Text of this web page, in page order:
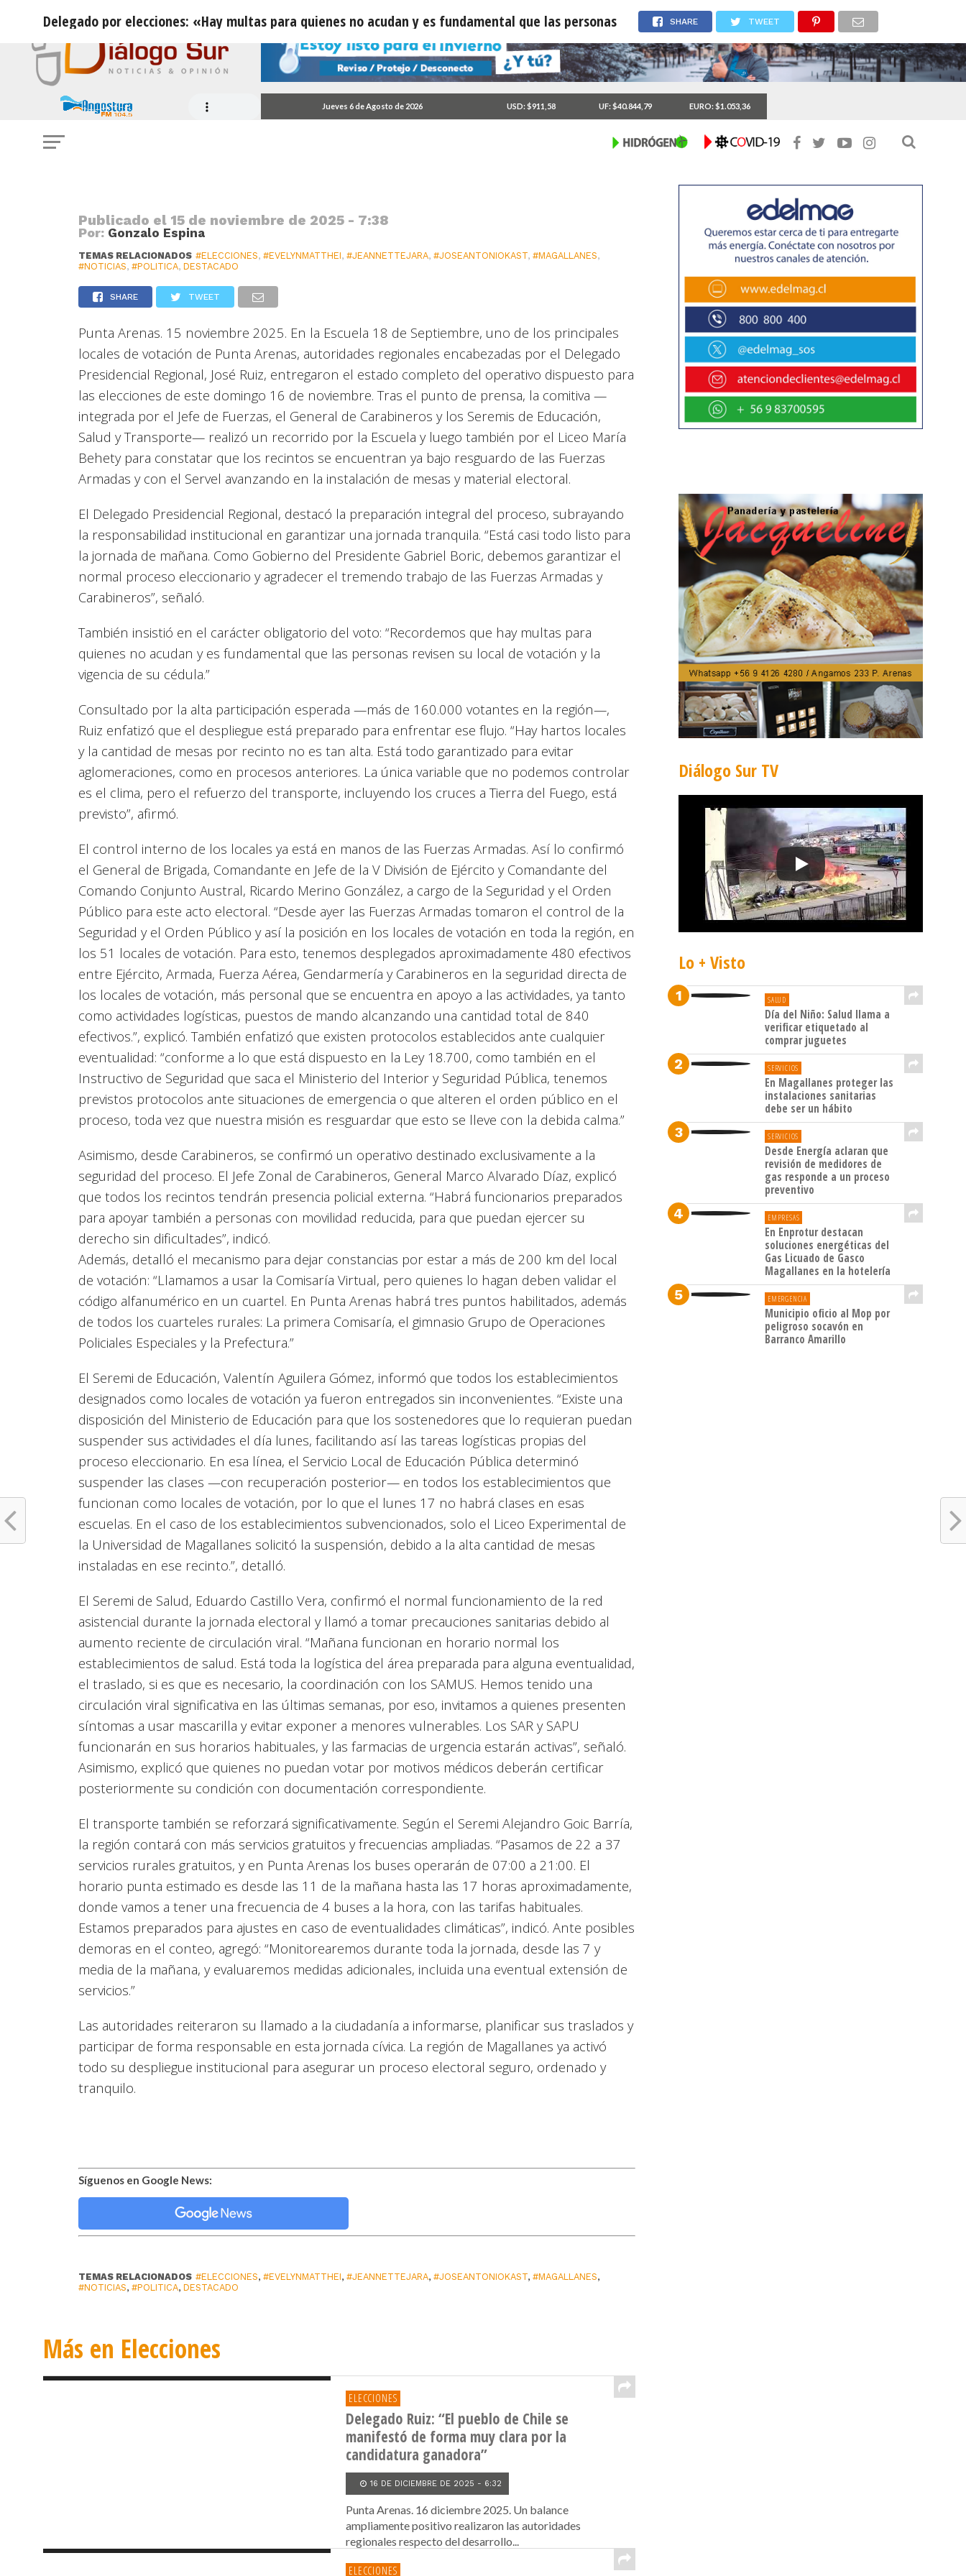
Jueves 6 de Agosto de 2026 USD: $911,58 UF: $40.844,79 EURO: $1.053,36
Delegado por elecciones: «Hay multas para quienes no acudan y es fundamental que las personas revisen su local de votación y la vigencia de su cédula»
SHARE TWEET
ELECCIONES
Delegado por elecciones: «Hay multas para quienes no
acudan y es fundamental que las personas revisen su local
Publicado el 15 de noviembre de 2025 - 7:38
Por: Gonzalo Espina
TEMAS RELACIONADOS #ELECCIONES,#EVELYNMATTHEI,#JEANNETTEJARA,#JOSEANTONIOKAST,#MAGALLANES,
#NOTICIAS,#POLITICA,DESTACADO
SHARE TWEET
Punta Arenas. 15 noviembre 2025. En la Escuela 18 de Septiembre, uno de los principales
locales de votación de Punta Arenas, autoridades regionales encabezadas por el Delegado
Presidencial Regional, José Ruiz, entregaron el estado completo del operativo dispuesto para
las elecciones de este domingo 16 de noviembre. Tras el punto de prensa, la comitiva —
integrada por el Jefe de Fuerzas, el General de Carabineros y los Seremis de Educación,
Salud y Transporte— realizó un recorrido por la Escuela y luego también por el Liceo María
Behety para constatar que los recintos se encuentran ya bajo resguardo de las Fuerzas
Armadas y con el Servel avanzando en la instalación de mesas y material electoral.
El Delegado Presidencial Regional, destacó la preparación integral del proceso, subrayando
la responsabilidad institucional en garantizar una jornada tranquila. “Está casi todo listo para
la jornada de mañana. Como Gobierno del Presidente Gabriel Boric, debemos garantizar el
normal proceso eleccionario y agradecer el tremendo trabajo de las Fuerzas Armadas y
Carabineros”, señaló.
También insistió en el carácter obligatorio del voto: “Recordemos que hay multas para
quienes no acudan y es fundamental que las personas revisen su local de votación y la
vigencia de su cédula.”
Consultado por la alta participación esperada —más de 160.000 votantes en la región—,
Ruiz enfatizó que el despliegue está preparado para enfrentar ese flujo. “Hay hartos locales
y la cantidad de mesas por recinto no es tan alta. Está todo garantizado para evitar
aglomeraciones, como en procesos anteriores. La única variable que no podemos controlar
es el clima, pero el refuerzo del transporte, incluyendo los cruces a Tierra del Fuego, está
previsto”, afirmó.
El control interno de los locales ya está en manos de las Fuerzas Armadas. Así lo confirmó
el General de Brigada, Comandante en Jefe de la V División de Ejército y Comandante del
Comando Conjunto Austral, Ricardo Merino González, a cargo de la Seguridad y el Orden
Público para este acto electoral. “Desde ayer las Fuerzas Armadas tomaron el control de la
Seguridad y el Orden Público y así la posición en los locales de votación en toda la región, en
los 51 locales de votación. Para esto, tenemos desplegados aproximadamente 480 efectivos
entre Ejército, Armada, Fuerza Aérea, Gendarmería y Carabineros en la seguridad directa de
los locales de votación, más personal que se encuentra en apoyo a las actividades, ya tanto
como actividades logísticas, puestos de mando alcanzando una cantidad total de 840
efectivos.”, explicó. También enfatizó que existen protocolos establecidos ante cualquier
eventualidad: “conforme a lo que está dispuesto en la Ley 18.700, como también en el
Instructivo de Seguridad que saca el Ministerio del Interior y Seguridad Pública, tenemos
previstos protocolos ante situaciones de emergencia o que alteren el orden público en el
proceso, toda vez que nuestra misión es resguardar que esto se lleve con la debida calma.”
Asimismo, desde Carabineros, se confirmó un operativo destinado exclusivamente a la
seguridad del proceso. El Jefe Zonal de Carabineros, General Marco Alvarado Díaz, explicó
que todos los recintos tendrán presencia policial externa. “Habrá funcionarios preparados
para apoyar también a personas con movilidad reducida, para que puedan ejercer su
derecho sin dificultades”, indicó.
Además, detalló el mecanismo para dejar constancias por estar a más de 200 km del local
de votación: “Llamamos a usar la Comisaría Virtual, pero quienes lo hagan deben validar el
código alfanumérico en un cuartel. En Punta Arenas habrá tres puntos habilitados, además
de todos los cuarteles rurales: La primera Comisaría, el gimnasio Grupo de Operaciones
Policiales Especiales y la Prefectura.”
El Seremi de Educación, Valentín Aguilera Gómez, informó que todos los establecimientos
designados como locales de votación ya fueron entregados sin inconvenientes. “Existe una
disposición del Ministerio de Educación para que los sostenedores que lo requieran puedan
suspender sus actividades el día lunes, facilitando así las tareas logísticas propias del
proceso eleccionario. En esa línea, el Servicio Local de Educación Pública determinó
suspender las clases —con recuperación posterior— en todos los establecimientos que
funcionan como locales de votación, por lo que el lunes 17 no habrá clases en esas
escuelas. En el caso de los establecimientos subvencionados, solo el Liceo Experimental de
la Universidad de Magallanes solicitó la suspensión, debido a la alta cantidad de mesas
instaladas en ese recinto.”, detalló.
El Seremi de Salud, Eduardo Castillo Vera, confirmó el normal funcionamiento de la red
asistencial durante la jornada electoral y llamó a tomar precauciones sanitarias debido al
aumento reciente de circulación viral. “Mañana funcionan en horario normal los
establecimientos de salud. Está toda la logística del área preparada para alguna eventualidad,
el traslado, si es que es necesario, la coordinación con los SAMUS. Hemos tenido una
circulación viral significativa en las últimas semanas, por eso, invitamos a quienes presenten
síntomas a usar mascarilla y evitar exponer a menores vulnerables. Los SAR y SAPU
funcionarán en sus horarios habituales, y las farmacias de urgencia estarán activas”, señaló.
Asimismo, explicó que quienes no puedan votar por motivos médicos deberán certificar
posteriormente su condición con documentación correspondiente.
El transporte también se reforzará significativamente. Según el Seremi Alejandro Goic Barría,
la región contará con más servicios gratuitos y frecuencias ampliadas. “Pasamos de 22 a 37
servicios rurales gratuitos, y en Punta Arenas los buses operarán de 07:00 a 21:00. El
horario punta estimado es desde las 11 de la mañana hasta las 17 horas aproximadamente,
donde vamos a tener una frecuencia de 4 buses a la hora, con las tarifas habituales.
Estamos preparados para ajustes en caso de eventualidades climáticas”, indicó. Ante posibles
demoras en el conteo, agregó: “Monitorearemos durante toda la jornada, desde las 7 y
media de la mañana, y evaluaremos medidas adicionales, incluida una eventual extensión de
servicios.”
Las autoridades reiteraron su llamado a la ciudadanía a informarse, planificar sus traslados y
participar de forma responsable en esta jornada cívica. La región de Magallanes ya activó
todo su despliegue institucional para asegurar un proceso electoral seguro, ordenado y
tranquilo.
Síguenos en Google News:
TEMAS RELACIONADOS #ELECCIONES,#EVELYNMATTHEI,#JEANNETTEJARA,#JOSEANTONIOKAST,#MAGALLANES,
#NOTICIAS,#POLITICA,DESTACADO
Más en Elecciones
ELECCIONES
Delegado Ruiz: “El pueblo de Chile se
manifestó de forma muy clara por la
candidatura ganadora”
16 DE DICIEMBRE DE 2025 - 6:32
Punta Arenas. 16 diciembre 2025. Un balance
ampliamente positivo realizaron las autoridades
regionales respecto del desarrollo...
ELECCIONES
Diálogo Sur TV
Lo + Visto
SALUD
Día del Niño: Salud llama a
verificar etiquetado al
comprar juguetes
SERVICIOS
En Magallanes proteger las
instalaciones sanitarias
debe ser un hábito
SERVICIOS
Desde Energía aclaran que
revisión de medidores de
gas responde a un proceso
preventivo
EMPRESAS
En Enprotur destacan
soluciones energéticas del
Gas Licuado de Gasco
Magallanes en la hotelería
EMERGENCIA
Municipio oficio al Mop por
peligroso socavón en
Barranco Amarillo